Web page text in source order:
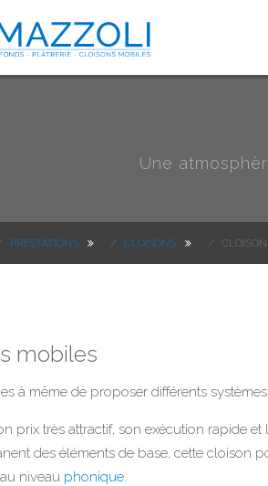
Une
PRESTATIONS CLOISONS
mobiles
à même de proposer différents
prix très attractif, son exécution rapide
des éléments de base, cette cloison
niveau phonique.